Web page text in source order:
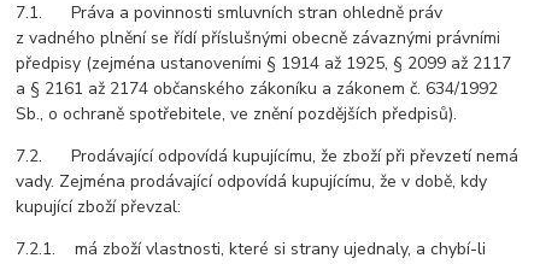
7.1. Práva a povinnosti smluvních stran ohledně práv
z vadného plnění se řídí příslušnými obecně závaznými právními
předpisy (zejména ustanoveními § 1914 až 1925, § 2099 až 2117
a § 2161 až 2174 občanského zákoníku a zákonem č. 634/1992
Sb., o ochraně spotřebitele, ve znění pozdějších předpisů).
7.2. Prodávající odpovídá kupujícímu, že zboží při převzetí nemá
vady. Zejména prodávající odpovídá kupujícímu, že v době, kdy
kupující zboží převzal:
7.2.1. má zboží vlastnosti, které si strany ujednaly, a chybí-li